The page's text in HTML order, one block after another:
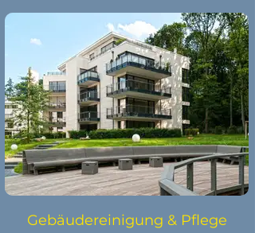
Gebäudereinigung & Pflege